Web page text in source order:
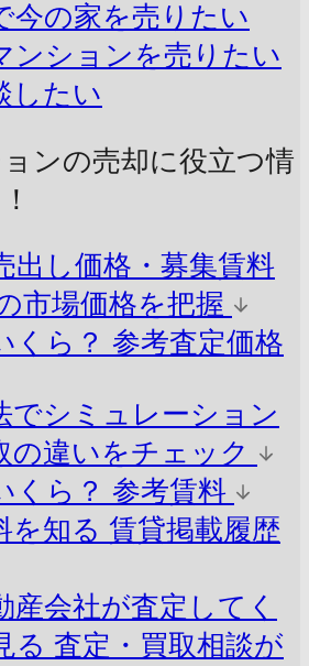
今の家を売りたい
ンションを売りたい
したい
ンの売却に役立つ情
出し価格・募集賃料
市場価格を把握
くら？ 参考査定価格
でシミュレーション
の違いをチェック
くら？ 参考賃料
を知る 賃貸掲載履歴
産会社が査定してく
る 査定・買取相談が